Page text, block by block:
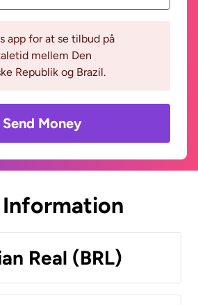
app for at se tilbud på
mellem Den
Republik og Brazil.
Send Money
Real (BRL)